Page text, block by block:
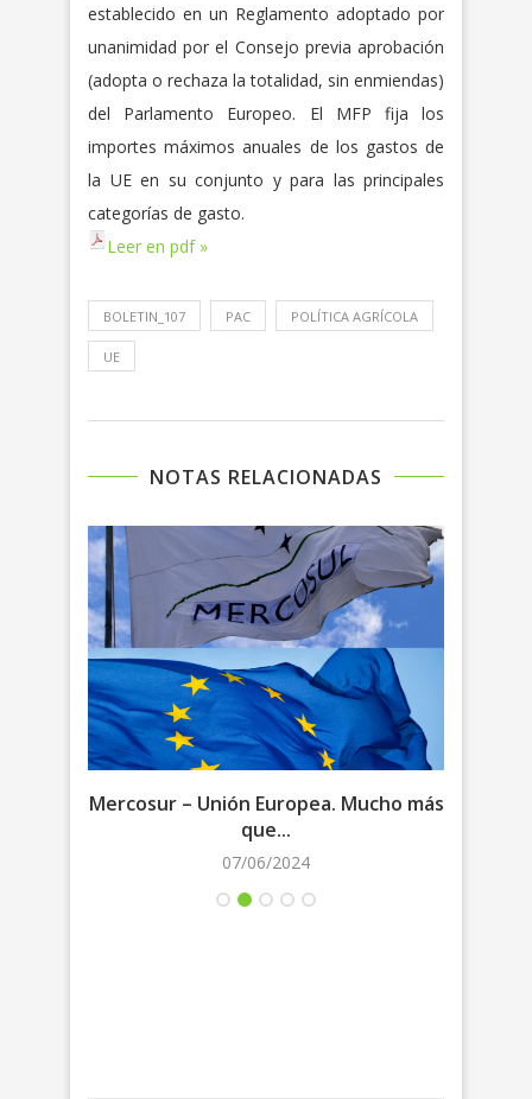
establecido en un Reglamento adoptado por
unanimidad por el Consejo previa aprobación
(adopta o rechaza la totalidad, sin enmiendas)
del Parlamento Europeo. El MFP fija los
importes máximos anuales de los gastos de
la UE en su conjunto y para las principales
categorías de gasto.
Leer en pdf »
BOLETIN_107 PAC POLÍTICA AGRÍCOLA
UE
NOTAS RELACIONADAS
Mercosur – Unión Europea. Mucho más
que...
07/06/2024